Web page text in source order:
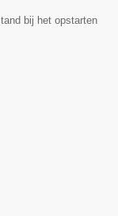
bij het opstarten